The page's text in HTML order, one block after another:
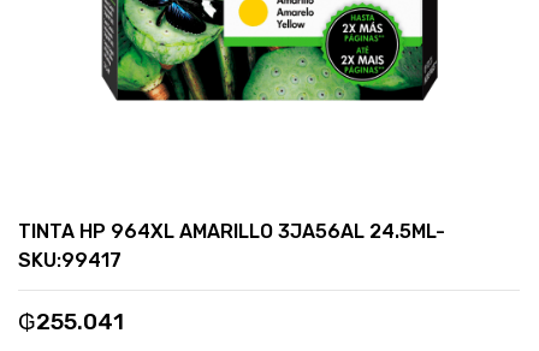
TINTA HP 964XL AMARILLO 3JA56AL 24.5ML-
SKU:99417
₲255.041